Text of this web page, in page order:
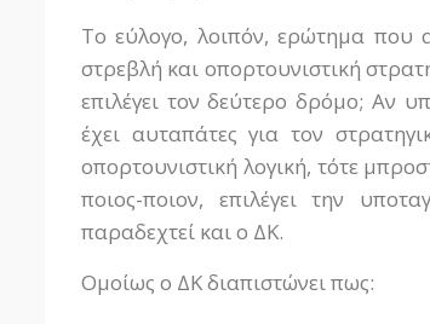
Το εύλογο, λοιπόν, ερώτημα που
στρεβλή και οπορτουνιστική
επιλέγει τον δεύτερο δρόμο; Αν
έχει αυταπάτες για τον
οπορτουνιστική λογική, τότε
ποιος-ποιον, επιλέγει την
παραδεχτεί και ο ΔΚ.
Ομοίως ο ΔΚ διαπιστώνει πως: